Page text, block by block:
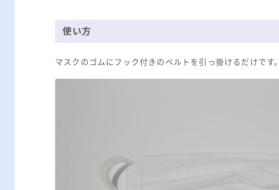
使い方
マスクのゴムにフック付きのベルトを引っ掛けるだけです。